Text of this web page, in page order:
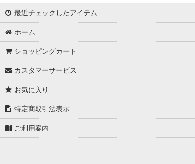
最近チェックしたアイテム
ホーム
ショッピングカート
カスタマーサービス
お気に入り
特定商取引法表示
ご利用案内